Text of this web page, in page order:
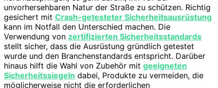
unvorhersehbaren Natur der Straße zu schützen. Richtig
gesichert mit Crash-getesteter Sicherheitsausrüstung
kann im Notfall den Unterschied machen. Die
Verwendung von zertifizierten Sicherheitsstandards
stellt sicher, dass die Ausrüstung gründlich getestet
wurde und den Branchenstandards entspricht. Darüber
hinaus hilft die Wahl von Zubehör mit geeigneten
Sicherheitssiegeln dabei, Produkte zu vermeiden, die
möglicherweise nicht die erforderlichen